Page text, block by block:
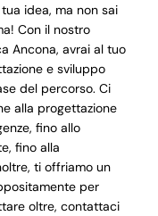
idea, ma non sai
Con il nostro
Ancona, avrai al tuo
e sviluppo
del percorso. Ci
alla progettazione
fino allo
fino alla
ti offriamo un
per
oltre, contattaci